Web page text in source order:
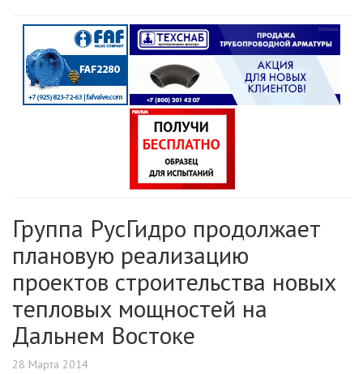
Группа РусГидро продолжает
плановую реализацию
проектов строительства новых
тепловых мощностей на
Дальнем Востоке
28 Марта 2014